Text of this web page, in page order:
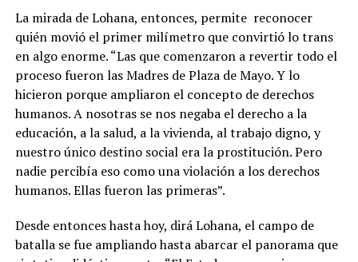
La mirada de Lohana, entonces, permite reconocer
quién movió el primer milímetro que convirtió lo trans
en algo enorme.“Las que comenzaron a revertir todo el
proceso fueron las Madres de Plaza de Mayo. Y lo
hicieron porque ampliaron el concepto de derechos
humanos. A nosotras se nos negaba el derecho a la
educación, a la salud, a la vivienda, al trabajo digno, y
nuestro único destino social era la prostitución. Pero
nadie percibía eso como una violación a los derechos
humanos. Ellas fueron las primeras”.
Desde entonces hasta hoy, dirá Lohana, el campo de
batalla se fue ampliando hasta abarcar el panorama que